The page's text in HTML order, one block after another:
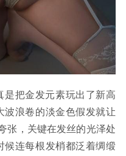
是把金发元素玩出了新高
波浪卷的淡金色假发就让
张，关键在发丝的光泽处
候连每根发梢都泛着绸缎